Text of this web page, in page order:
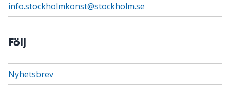
info.stockholmkonst@stockholm.se
Följ
Nyhetsbrev